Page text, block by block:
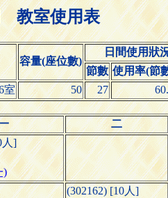
教室使用表
容量(座位數)
日間使用狀
節數 使用率(節
室 50 27
二
人]
)
(302162) [10人]